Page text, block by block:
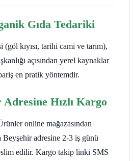
Gıda Tedariki
kıyısı, tarihi cami ve tarım),
açısından yerel kaynaklar
en pratik yöntemdir.
Hızlı Kargo
online mağazasından
adresine 2-3 iş günü
edilir. Kargo takip linki SMS